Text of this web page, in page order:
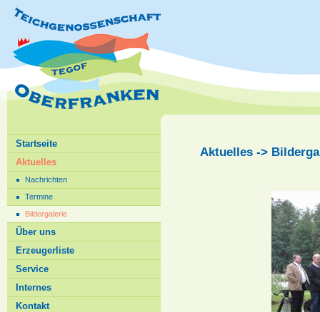
Startseite
Aktuelles
Nachrichten
Termine
Bildergalerie
Über uns
Erzeugerliste
Service
Internes
Kontakt
Aktuelles ->